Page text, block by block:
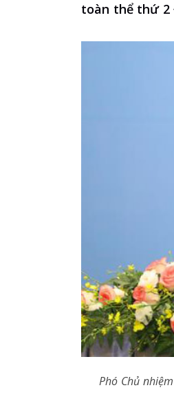
toàn thể thứ 2
Phó Chủ